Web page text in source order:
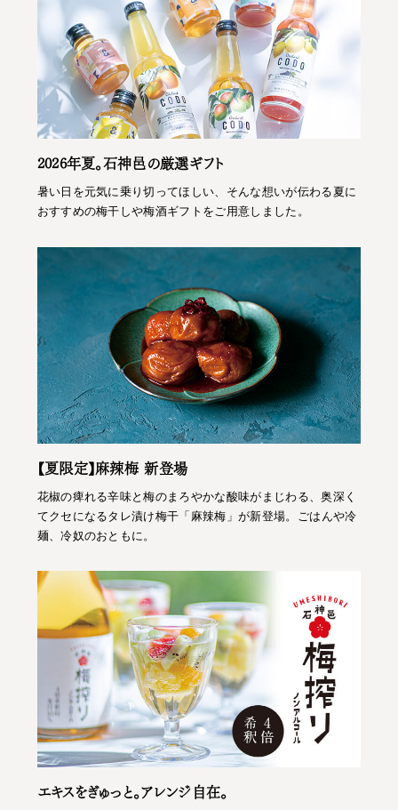
2026年夏。石神邑の厳選ギフト
暑い日を元気に乗り切ってほしい、そんな想いが伝わる夏に
おすすめの梅干しや梅酒ギフトをご用意しました。
【夏限定】麻辣梅 新登場
花椒の痺れる辛味と梅のまろやかな酸味がまじわる、奥深く
てクセになるタレ漬け梅干「麻辣梅」が新登場。ごはんや冷
麺、冷奴のおともに。
エキスをぎゅっと。アレンジ自在。